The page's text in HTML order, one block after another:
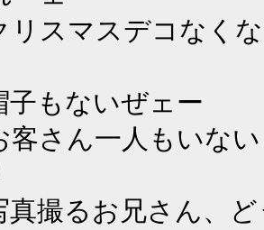
リスマスデコなく
子もないぜェー
客さん一人もいな
真撮るお兄さん、